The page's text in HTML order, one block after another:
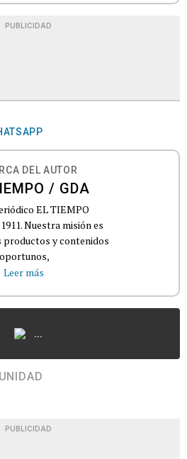
PUBLICIDAD
DEL AUTOR
/ GDA
EL TIEMPO
Nuestra misión es
productos y contenidos
Leer más
...
PUBLICIDAD